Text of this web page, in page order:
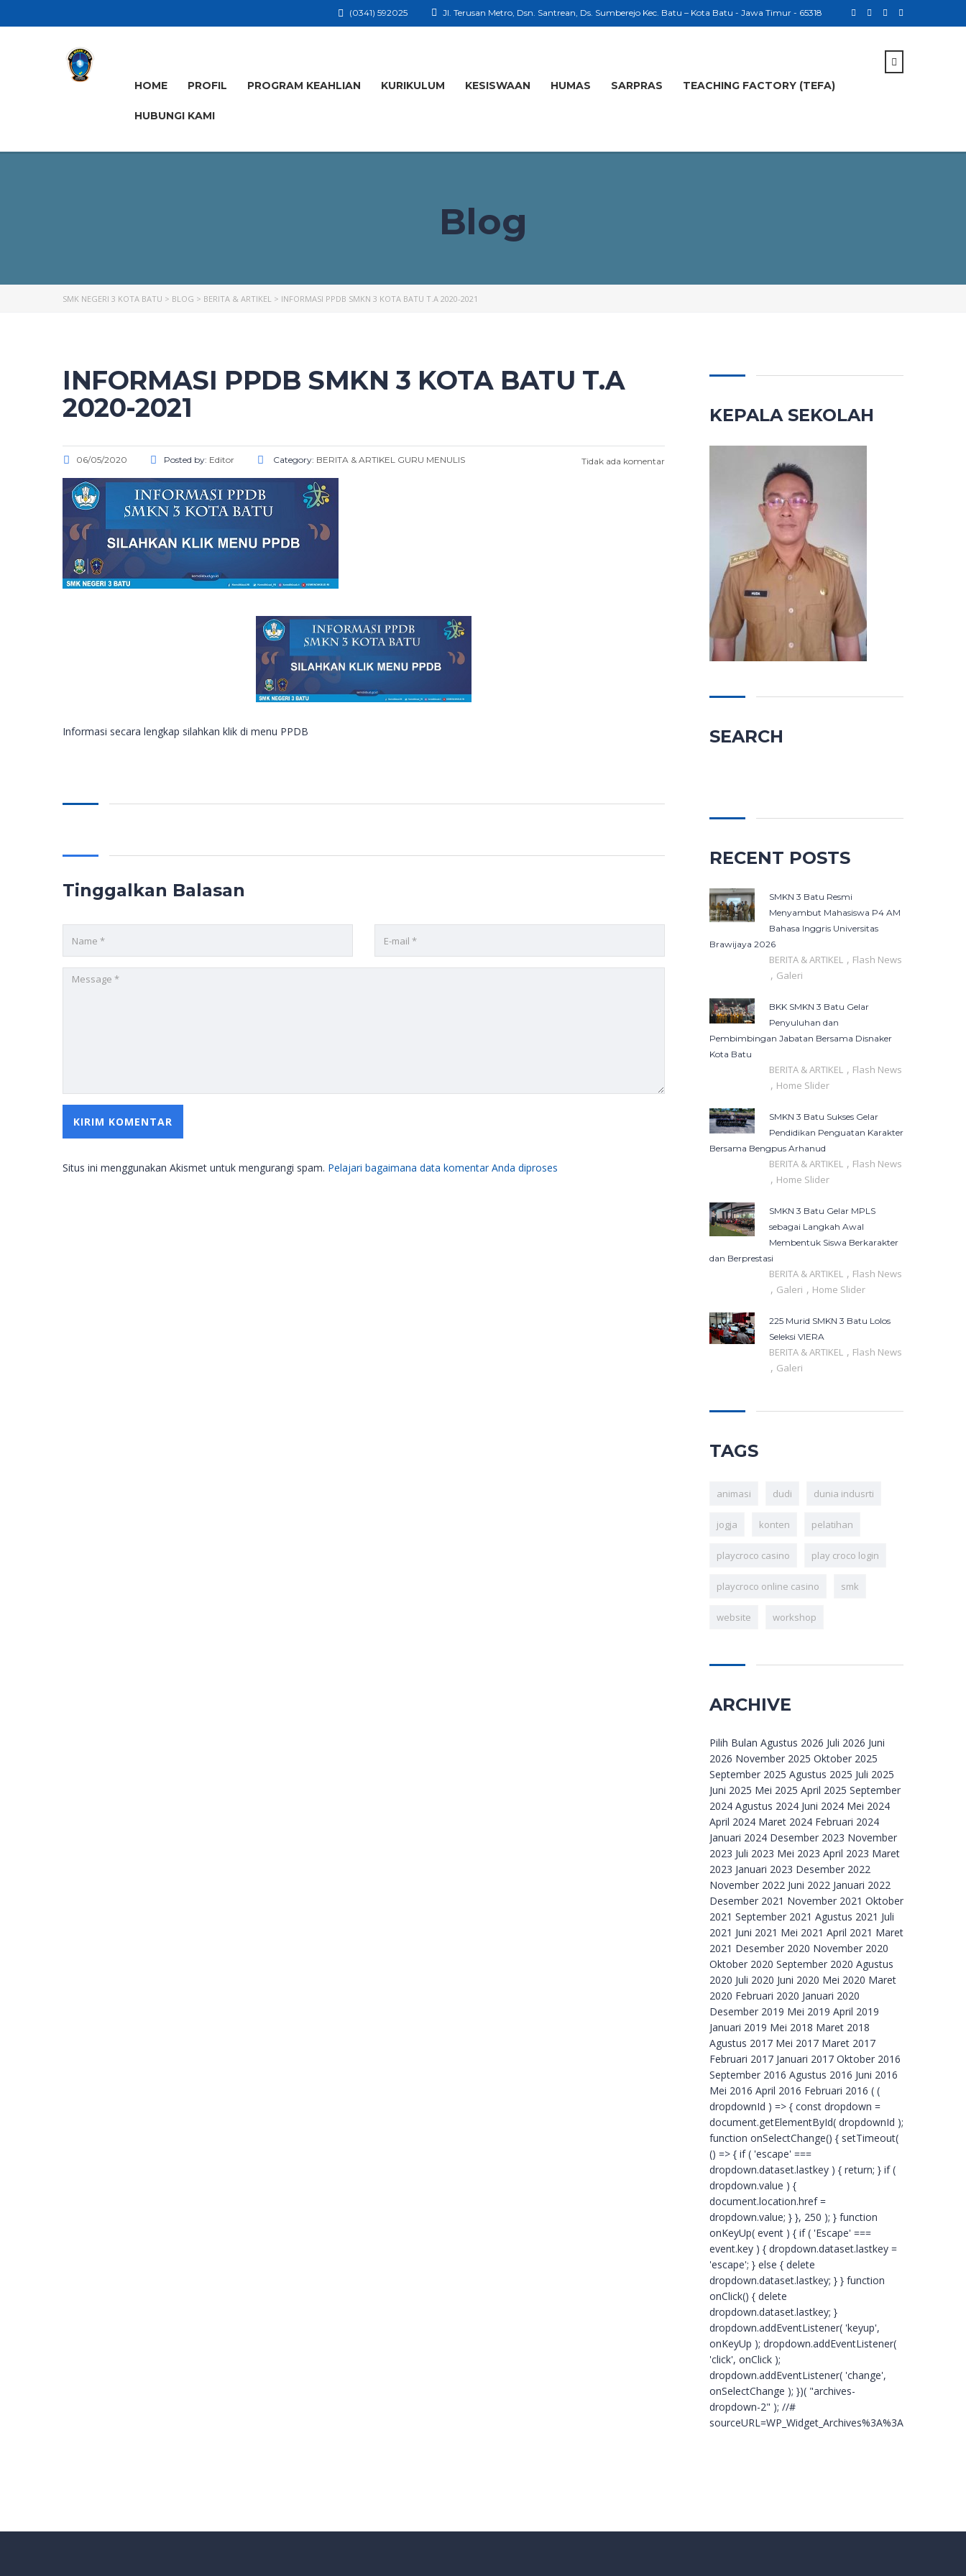
Jl. Terusan Metro, Dsn. Santrean, Ds. Sumberejo Kec. Batu – Kota Batu - Jawa Timur - 65318
(0341) 592025
HOME PROFIL PROGRAM KEAHLIAN KURIKULUM KESISWAAN HUMAS SARPRAS TEACHING FACTORY (TEFA)
HUBUNGI KAMI
Blog
SMK NEGERI 3 KOTA BATU > BLOG > BERITA & ARTIKEL > INFORMASI PPDB SMKN 3 KOTA BATU T.A 2020-2021
INFORMASI PPDB SMKN 3 KOTA BATU T.A
2020-2021
06/05/2020 Posted by: Editor Category: BERITA & ARTIKEL GURU MENULIS Tidak ada komentar
Informasi secara lengkap silahkan klik di menu PPDB
Tinggalkan Balasan
Situs ini menggunakan Akismet untuk mengurangi spam. Pelajari bagaimana data komentar Anda diproses
KEPALA SEKOLAH
SEARCH
RECENT POSTS
SMKN 3 Batu Resmi
Menyambut Mahasiswa P4 AM
Bahasa Inggris Universitas
Brawijaya 2026
BERITA & ARTIKEL , Flash News
, Galeri
BKK SMKN 3 Batu Gelar
Penyuluhan dan
Pembimbingan Jabatan Bersama Disnaker
Kota Batu
BERITA & ARTIKEL , Flash News
, Home Slider
SMKN 3 Batu Sukses Gelar
Pendidikan Penguatan Karakter
Bersama Bengpus Arhanud
BERITA & ARTIKEL , Flash News
, Home Slider
SMKN 3 Batu Gelar MPLS
sebagai Langkah Awal
Membentuk Siswa Berkarakter
dan Berprestasi
BERITA & ARTIKEL , Flash News
, Galeri , Home Slider
225 Murid SMKN 3 Batu Lolos
Seleksi VIERA
BERITA & ARTIKEL , Flash News
, Galeri
TAGS
animasi dudi dunia indusrti
jogja konten pelatihan
playcroco casino play croco login
playcroco online casino smk
website workshop
ARCHIVE
Archive
Pilih Bulan Agustus 2026 Juli 2026 Juni
2026 November 2025 Oktober 2025
September 2025 Agustus 2025 Juli 2025
Juni 2025 Mei 2025 April 2025 September
2024 Agustus 2024 Juni 2024 Mei 2024
April 2024 Maret 2024 Februari 2024
Januari 2024 Desember 2023 November
2023 Juli 2023 Mei 2023 April 2023 Maret
2023 Januari 2023 Desember 2022
November 2022 Juni 2022 Januari 2022
Desember 2021 November 2021 Oktober
2021 September 2021 Agustus 2021 Juli
2021 Juni 2021 Mei 2021 April 2021 Maret
2021 Desember 2020 November 2020
Oktober 2020 September 2020 Agustus
2020 Juli 2020 Juni 2020 Mei 2020 Maret
2020 Februari 2020 Januari 2020
Desember 2019 Mei 2019 April 2019
Januari 2019 Mei 2018 Maret 2018
Agustus 2017 Mei 2017 Maret 2017
Februari 2017 Januari 2017 Oktober 2016
September 2016 Agustus 2016 Juni 2016
Mei 2016 April 2016 Februari 2016 ( (
dropdownId ) => { const dropdown =
document.getElementById( dropdownId );
function onSelectChange() { setTimeout(
() => { if ( 'escape' ===
dropdown.dataset.lastkey ) { return; } if (
dropdown.value ) {
document.location.href =
dropdown.value; } }, 250 ); } function
onKeyUp( event ) { if ( 'Escape' ===
event.key ) { dropdown.dataset.lastkey =
'escape'; } else { delete
dropdown.dataset.lastkey; } } function
onClick() { delete
dropdown.dataset.lastkey; }
dropdown.addEventListener( 'keyup',
onKeyUp ); dropdown.addEventListener(
'click', onClick );
dropdown.addEventListener( 'change',
onSelectChange ); })( "archives-
dropdown-2" ); //#
sourceURL=WP_Widget_Archives%3A%3Awidget